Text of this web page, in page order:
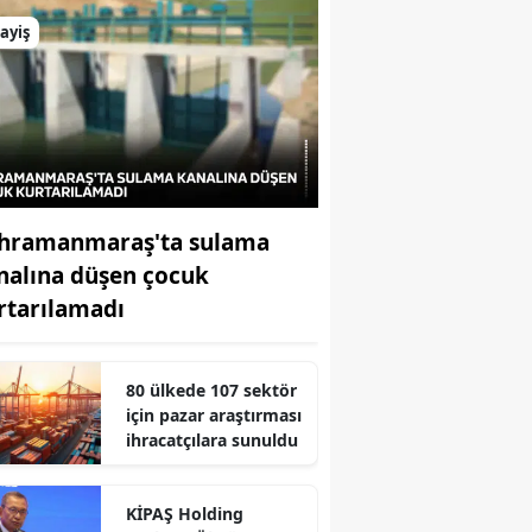
sulama
düşen çocuk
80 ülkede 107 sektör
için pazar araştırması
ihracatçılara sunuldu
KİPAŞ Holding